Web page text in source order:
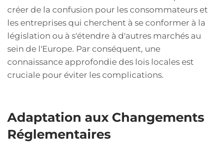
créer de la confusion pour les consommateurs et
les entreprises qui cherchent à se conformer à la
législation ou à s'étendre à d'autres marchés au
sein de l'Europe. Par conséquent, une
connaissance approfondie des lois locales est
cruciale pour éviter les complications.
Adaptation aux Changements
Réglementaires